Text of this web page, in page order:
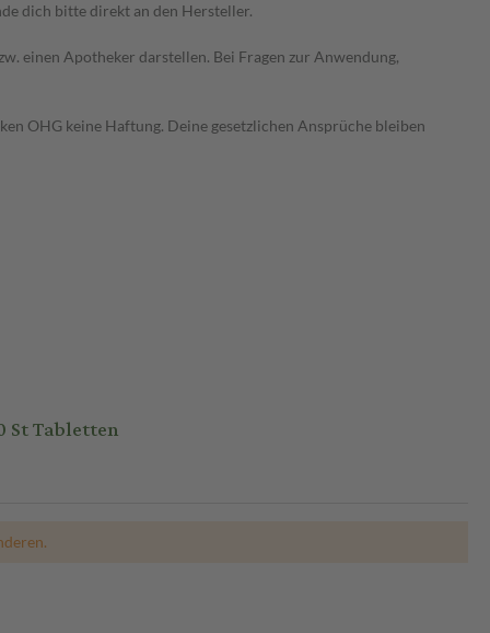
dich bitte direkt an den Hersteller.
einen Apotheker darstellen. Bei Fragen zur Anwendung,
OHG keine Haftung. Deine gesetzlichen Ansprüche bleiben
Tabletten